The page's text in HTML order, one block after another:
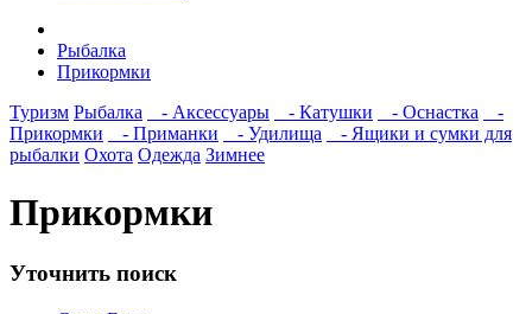
Рыбалка
Прикормки
Туризм Рыбалка - Аксессуары - Катушки - Оснастка
-
Прикормки
- Приманки - Удилища
- Ящики и сумки для
рыбалки Охота Одежда Зимнее
Прикормки
Уточнить поиск